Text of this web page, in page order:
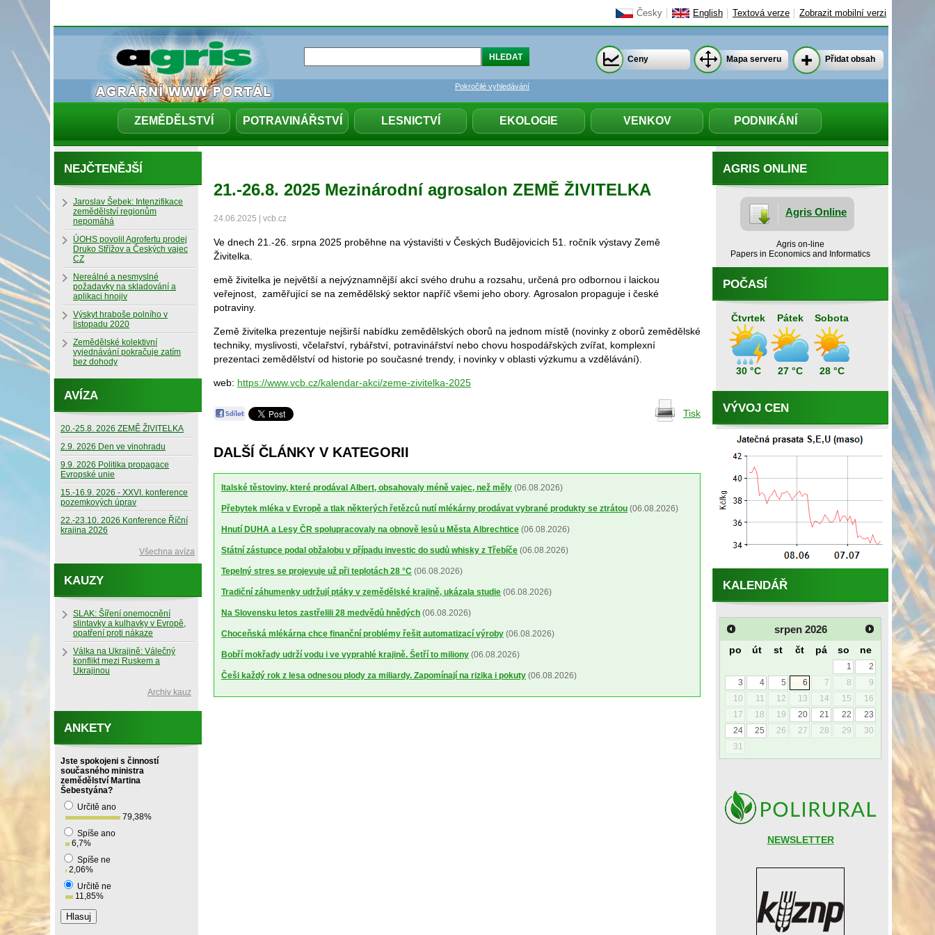
Česky English Textová verze Zobrazit mobilní verzi
ZEMĚDĚLSTVÍ POTRAVINÁŘSTVÍ LESNICTVÍ EKOLOGIE VENKOV PODNIKÁNÍ
Pokročilé vyhledávání
Ceny Mapa serveru Přidat obsah
21.-26.8. 2025 Mezinárodní agrosalon ZEMĚ ŽIVITELKA
24.06.2025 | vcb.cz
Ve dnech 21.-26. srpna 2025 proběhne na výstavišti v Českých Budějovicích 51. ročník výstavy Země
Živitelka.
emě živitelka je největší a nejvýznamnější akcí svého druhu a rozsahu, určená pro odbornou i laickou
veřejnost, zaměřující se na zemědělský sektor napříč všemi jeho obory. Agrosalon propaguje i české
potraviny.
Země živitelka prezentuje nejširší nabídku zemědělských oborů na jednom místě (novinky z oborů zemědělské
techniky, myslivosti, včelařství, rybářství, potravinářství nebo chovu hospodářských zvířat, komplexní
prezentaci zemědělství od historie po současné trendy, i novinky v oblasti výzkumu a vzdělávání).
web: https://www.vcb.cz/kalendar-akci/zeme-zivitelka-2025
Tisk
DALŠÍ ČLÁNKY V KATEGORII
Italské těstoviny, které prodával Albert, obsahovaly méně vajec, než měly (06.08.2026)
Přebytek mléka v Evropě a tlak některých řetězců nutí mlékárny prodávat vybrané produkty se ztrátou (06.08.2026)
Hnutí DUHA a Lesy ČR spolupracovaly na obnově lesů u Města Albrechtice (06.08.2026)
Státní zástupce podal obžalobu v případu investic do sudů whisky z Třebíče (06.08.2026)
Tepelný stres se projevuje už při teplotách 28 °C (06.08.2026)
Tradiční záhumenky udržují ptáky v zemědělské krajině, ukázala studie (06.08.2026)
Na Slovensku letos zastřelili 28 medvědů hnědých (06.08.2026)
Choceňská mlékárna chce finanční problémy řešit automatizací výroby (06.08.2026)
Bobří mokřady udrží vodu i ve vyprahlé krajině. Šetří to miliony (06.08.2026)
Češi každý rok z lesa odnesou plody za miliardy. Zapomínají na rizika i pokuty (06.08.2026)
AGRIS ONLINE
Agris Online
Agris on-line
Papers in Economics and Informatics
POČASÍ
Čtvrtek
30 °C
Pátek
27 °C
Sobota
28 °C
VÝVOJ CEN
KALENDÁŘ
srpen 2026
po út st čt pá so ne
1
2
3
4 5 6 7 8
9
10
11 12 13 14 15
16
17
18 19 20 21 22
23
24
25 26 27 28 29
30
31
NEWSLETTER
NEJČTENĚJŠÍ
Jaroslav Šebek: Intenzifikace
zemědělství regionům
nepomáhá
ÚOHS povolil Agrofertu prodej
Druko Střížov a Českých vajec
CZ
Nereálné a nesmyslné
požadavky na skladování a
aplikaci hnojiv
Výskyt hraboše polního v
listopadu 2020
Zemědělské kolektivní
vyjednávání pokračuje zatím
bez dohody
AVÍZA
20.-25.8. 2026 ZEMĚ ŽIVITELKA
2.9. 2026 Den ve vinohradu
9.9. 2026 Politika propagace
Evropské unie
15.-16.9. 2026 - XXVI. konference
pozemkových úprav
22.-23.10. 2026 Konference Říční
krajina 2026
Všechna avíza
KAUZY
SLAK: Šíření onemocnění
slintavky a kulhavky v Evropě,
opatření proti nákaze
Válka na Ukrajině: Válečný
konflikt mezi Ruskem a
Ukrajinou
Archiv kauz
ANKETY
Jste spokojeni s činností
současného ministra
zemědělství Martina
Šebestyána?
Určitě ano
79,38%
Spíše ano
6,7%
Spíše ne
2,06%
Určitě ne
11,85%